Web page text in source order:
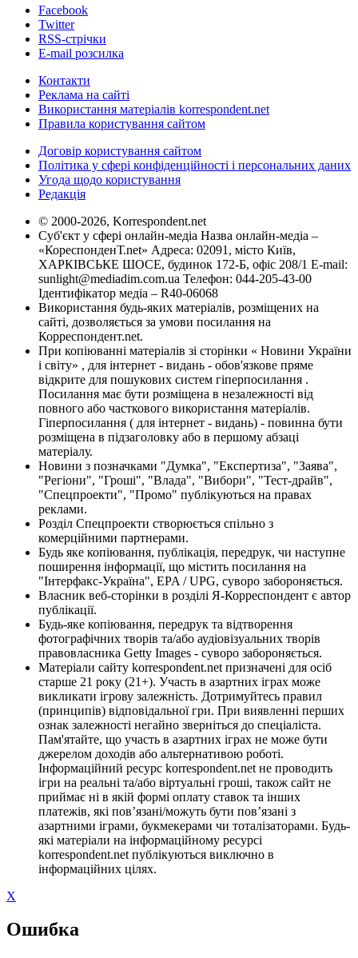
Facebook
Twitter
RSS-стрічки
E-mail розсилка
Контакти
Реклама на сайті
Використання матеріалів korrespondent.net
Правила користування сайтом
Договір користування сайтом
Політика у сфері конфіденційності і персональних даних
Угода щодо користування
Редакція
© 2000-2026, Korrespondent.net
Суб'єкт у сфері онлайн-медіа Назва онлайн-медіа –
«КореспонденТ.net» Адреса: 02091, місто Київ,
ХАРКІВСЬКЕ ШОСЕ, будинок 172-Б, офіс 208/1 E-mail:
sunlight@mediadim.com.ua Телефон: 044-205-43-00
Ідентифікатор медіа – R40-06068
Використання будь-яких матеріалів, розміщених на
сайті, дозволяється за умови посилання на
Корреспондент.net.
При копіюванні матеріалів зі сторінки « Новини України
і світу» , для інтернет - видань - обов'язкове пряме
відкрите для пошукових систем гіперпосилання .
Посилання має бути розміщена в незалежності від
повного або часткового використання матеріалів.
Гіперпосилання ( для інтернет - видань) - повинна бути
розміщена в підзаголовку або в першому абзаці
матеріалу.
Новини з позначками "Думка", "Експертиза", "Заява",
"Регіони", "Гроші", "Влада", "Вибори", "Тест-драйв",
"Спецпроекти", "Промо" публікуються на правах
реклами.
Розділ Спецпроекти створюється спільно з
комерційними партнерами.
Будь яке копіювання, публікація, передрук, чи наступне
поширення інформації, що містить посилання на
"Інтерфакс-Україна", EPA / UPG, суворо забороняється.
Власник веб-сторінки в розділі Я-Корреспондент є автор
публікації.
Будь-яке копіювання, передрук та відтворення
фотографічних творів та/або аудіовізуальних творів
правовласника Getty Images - суворо забороняється.
Матеріали сайту korrespondent.net призначені для осіб
старше 21 року (21+). Участь в азартних іграх може
викликати ігрову залежність. Дотримуйтесь правил
(принципів) відповідальної гри. При виявленні перших
ознак залежності негайно зверніться до спеціаліста.
Пам'ятайте, що участь в азартних іграх не може бути
джерелом доходів або альтернативою роботі.
Інформаційний ресурс korrespondent.net не проводить
ігри на реальні та/або віртуальні гроші, також сайт не
приймає ні в якій формі оплату ставок та інших
платежів, які пов’язані/можуть бути пов’язані з
азартними іграми, букмекерами чи тоталізаторами. Будь-
які матеріали на інформаційному ресурсі
korrespondent.net публікуються виключно в
інформаційних цілях.
X
Ошибка